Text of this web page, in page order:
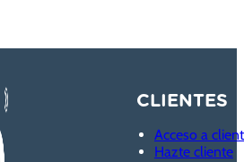
CLIENTES
Acceso a
Hazte cliente